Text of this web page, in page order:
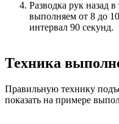
Разводка рук назад
выполняем от 8 до
интервал 90 секунд.
Техника
Правильную технику
показать на примере